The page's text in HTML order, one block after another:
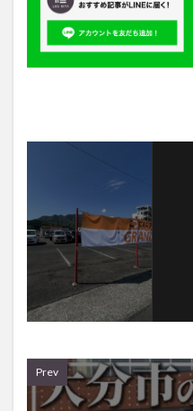
Prev